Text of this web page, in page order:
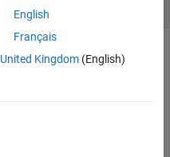
English
Français
United Kingdom(English)